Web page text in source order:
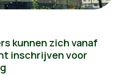
kunnen zich vanaf
inschrijven voor